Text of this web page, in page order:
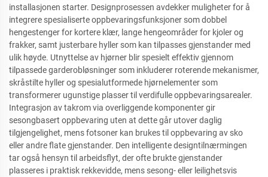
installasjonen starter. Designprosessen avdekker muligheter for å
integrere spesialiserte oppbevaringsfunksjoner som dobbel
hengestenger for kortere klær, lange hengeområder for kjoler og
frakker, samt justerbare hyller som kan tilpasses gjenstander med
ulik høyde. Utnyttelse av hjørner blir spesielt effektiv gjennom
tilpassede garderobløsninger som inkluderer roterende mekanismer,
skråstilte hyller og spesialutformede hjørnelementer som
transformerer ugunstige plasser til verdifulle oppbevaringsarealer.
Integrasjon av takrom via overliggende komponenter gir
sesongbasert oppbevaring uten at dette går utover daglig
tilgjengelighet, mens fotsoner kan brukes til oppbevaring av sko
eller andre flate gjenstander. Den intelligente designtilnærmingen
tar også hensyn til arbeidsflyt, der ofte brukte gjenstander
plasseres i praktisk rekkevidde, mens sesong- eller leilighetsvis